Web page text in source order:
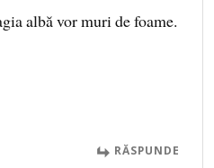
albă vor muri de foame.
RĂSPUNDE